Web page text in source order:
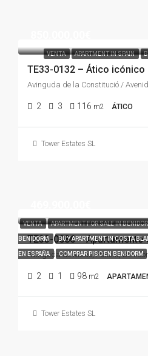
VENTA APARTMENT IN SPAIN
2 3 116 m2 ÁTICO
Tower Estates SL
VENTA APARTMENT FOR SALE IN
BENIDORM BUY APARTMENT IN COSTA
EN ESPAÑA COMPRAR PISO EN BENIDORM
2 1 98 m2
Tower Estates SL